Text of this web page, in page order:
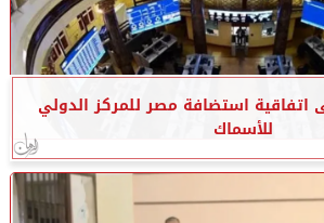
اتفاقية استضافة مصر للمركز الدولي
للأسماك